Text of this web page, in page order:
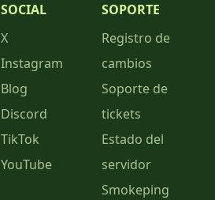
SOCIAL
X
Instagram
Blog
Discord
TikTok
YouTube
SOPORTE
Registro de
cambios
Soporte de
tickets
Estado del
servidor
Smokeping